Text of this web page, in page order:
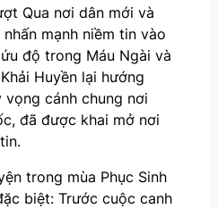
Qua nơi dân mới và
mạnh niềm tin vào
độ trong Máu Ngài và
Huyền lại hướng
cánh chung nơi
đã được khai mở nơi
trong mùa Phục Sinh
biệt: Trước cuộc canh